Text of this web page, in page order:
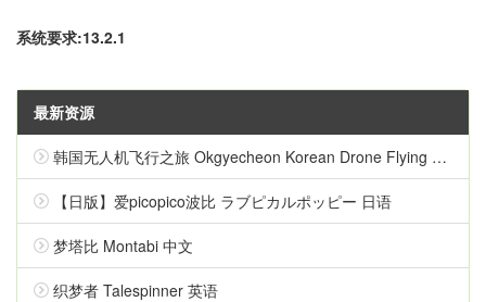
系统要求:13.2.1
最新资源
韩国无人机飞行之旅 Okgyecheon Korean Drone Flying Tour Okgyecheon 中文
【日版】爱picopico波比 ラブピカルポッピー 日语
梦塔比 Montabi 中文
织梦者 Talespinner 英语